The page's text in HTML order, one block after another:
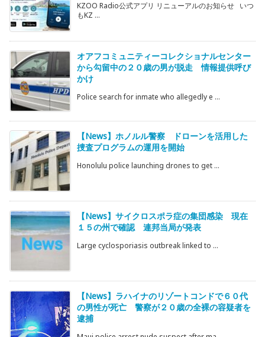
KZOO Radio公式アプリ リニューアルのお知らせ いつ
もKZ ...
オアフコミュニティーコレクショナルセンター
から勾留中の２０歳の男が脱走 情報提供呼び
かけ
Police search for inmate who allegedly e ...
【News】ホノルル警察 ドローンを活用した
捜査プログラムの運用を開始
Honolulu police launching drones to get ...
【News】サイクロスポラ症の集団感染 現在
１５の州で確認 連邦当局が発表
Large cyclosporiasis outbreak linked to ...
【News】ラハイナのリゾートコンドで６０代
の男性が死亡 警察が２０歳の全裸の容疑者を
逮捕